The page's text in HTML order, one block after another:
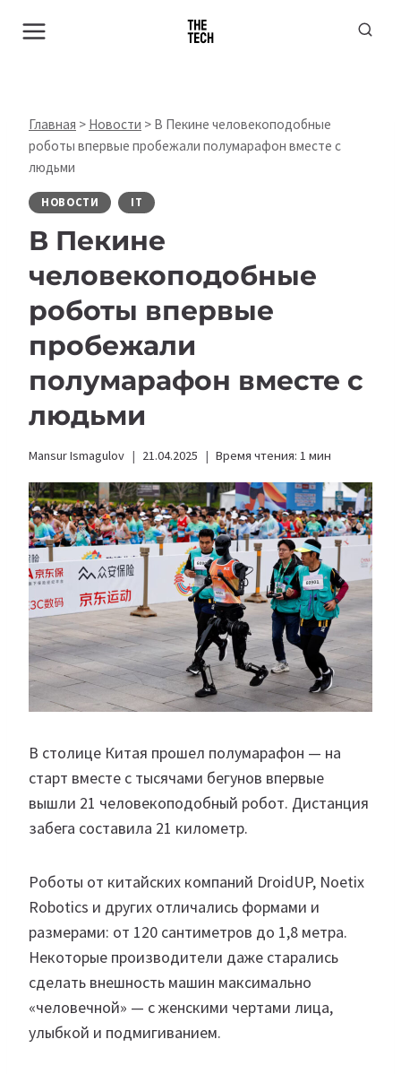
Главная > Новости > В Пекине человекоподобные
роботы впервые пробежали полумарафон вместе с
людьми
НОВОСТИ IT
В Пекине
человекоподобные
роботы впервые
пробежали
полумарафон вместе с
людьми
Mansur Ismagulov 21.04.2025 Время чтения: 1 мин
В столице Китая прошел полумарафон — на
старт вместе с тысячами бегунов впервые
вышли 21 человекоподобный робот. Дистанция
забега составила 21 километр.
Роботы от китайских компаний DroidUP, Noetix
Robotics и других отличались формами и
размерами: от 120 сантиметров до 1,8 метра.
Некоторые производители даже старались
сделать внешность машин максимально
«человечной» — с женскими чертами лица,
улыбкой и подмигиванием.